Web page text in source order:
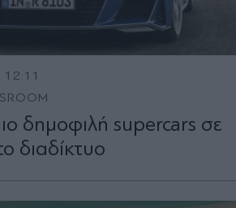
δημοφιλή supercars σε
διαδίκτυο